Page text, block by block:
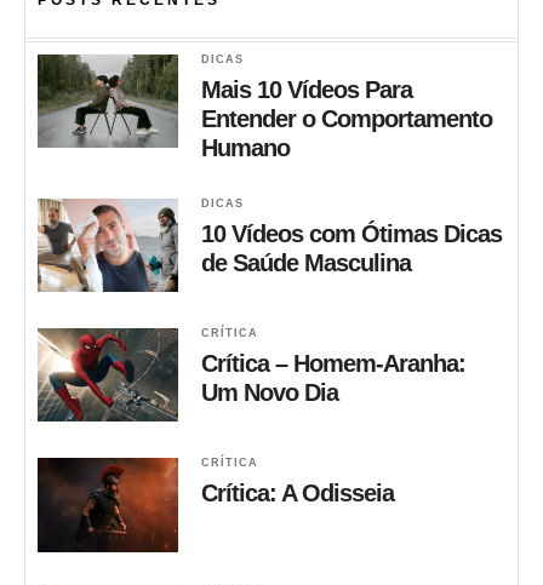
DICAS
Mais 10 Vídeos Para
Entender o Comportamento
Humano
DICAS
10 Vídeos com Ótimas Dicas
de Saúde Masculina
CRÍTICA
Crítica – Homem-Aranha:
Um Novo Dia
CRÍTICA
Crítica: A Odisseia